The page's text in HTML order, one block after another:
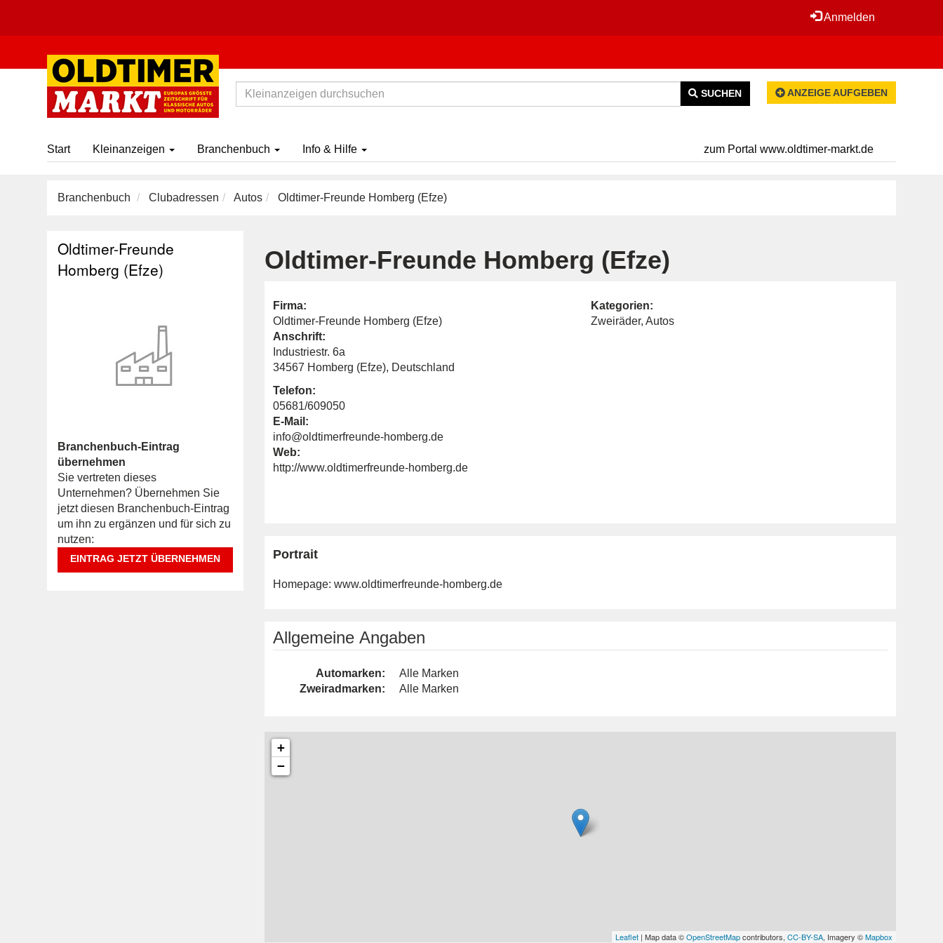
Anmelden
SUCHEN ANZEIGE AUFGEBEN
Start Kleinanzeigen Branchenbuch Info & Hilfe zum Portal www.oldtimer-markt.de
Branchenbuch Clubadressen Autos Oldtimer-Freunde Homberg (Efze)
Oldtimer-Freunde Homberg (Efze)
Firma:
Oldtimer-Freunde Homberg (Efze)
Anschrift:
Industriestr. 6a
34567 Homberg (Efze), Deutschland
Telefon:
05681/609050
E-Mail:
info@oldtimerfreunde-homberg.de
Web:
http://www.oldtimerfreunde-homberg.de
Kategorien:
Zweiräder, Autos
Portrait
Homepage: www.oldtimerfreunde-homberg.de
Allgemeine Angaben
Automarken:
Alle Marken
Zweiradmarken:
Alle Marken
+
−
Leaflet | Map data ©OpenStreetMapcontributors, CC-BY-SA, Imagery ©Mapbox
Oldtimer-Freunde
Homberg (Efze)
Branchenbuch-Eintrag
übernehmen
Sie vertreten dieses
Unternehmen? Übernehmen Sie
jetzt diesen Branchenbuch-Eintrag
um ihn zu ergänzen und für sich zu
nutzen:
EINTRAG JETZT ÜBERNEHMEN